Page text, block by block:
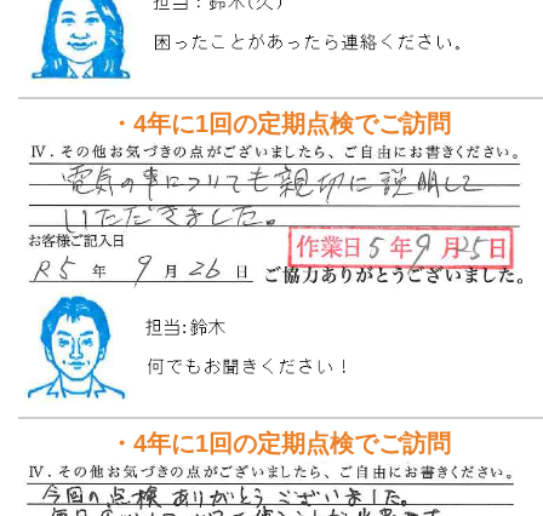
・4年に1回の定期点検でご訪問
・4年に1回の定期点検でご訪問